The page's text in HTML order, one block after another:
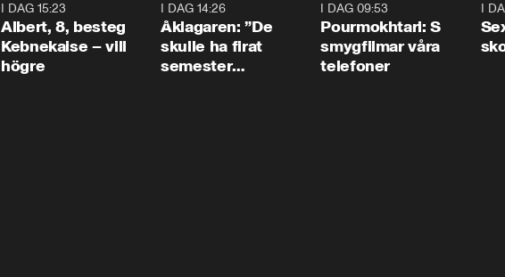
I DAG 15:23
Albert, 8, besteg
Kebnekaise – vill
högre
I DAG 14:26
Åklagaren: ”De
skulle ha firat
semester
I DAG 09:53
Pourmokhtari: S
smygfilmar våra
telefoner
I